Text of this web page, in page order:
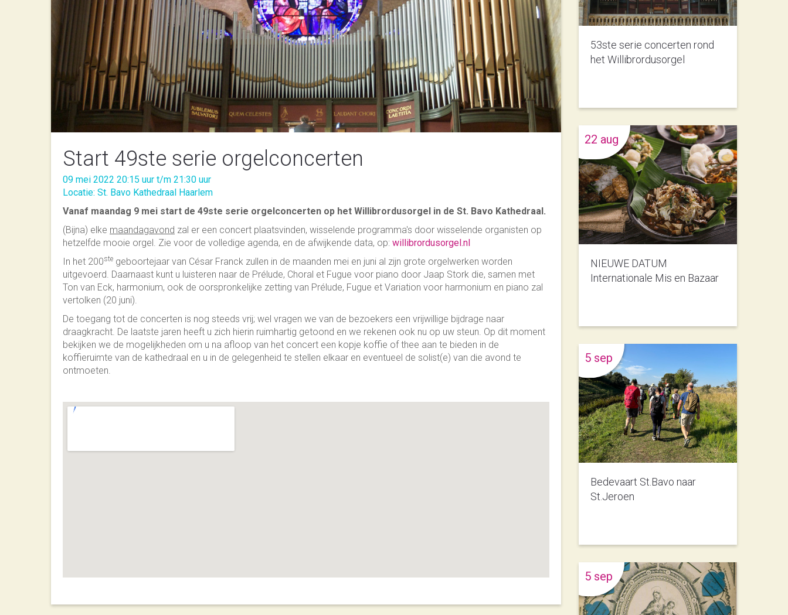
Start 49ste serie orgelconcerten
09 mei 2022 20:15 uur t/m 21:30 uur
Locatie: St. Bavo Kathedraal Haarlem
Vanaf maandag 9 mei start de 49ste serie orgelconcerten op het Willibrordusorgel in de St. Bavo Kathedraal.
(Bijna) elke maandagavond zal er een concert plaatsvinden, wisselende programma's door wisselende organisten op
hetzelfde mooie orgel. Zie voor de volledige agenda, en de afwijkende data, op: willibrordusorgel.nl
In het 200ste geboortejaar van César Franck zullen in de maanden mei en juni al zijn grote orgelwerken worden
uitgevoerd. Daarnaast kunt u luisteren naar de Prélude, Choral et Fugue voor piano door Jaap Stork die, samen met
Ton van Eck, harmonium, ook de oorspronkelijke zetting van Prélude, Fugue et Variation voor harmonium en piano zal
vertolken (20 juni).
De toegang tot de concerten is nog steeds vrij; wel vragen we van de bezoekers een vrijwillige bijdrage naar
draagkracht. De laatste jaren heeft u zich hierin ruimhartig getoond en we rekenen ook nu op uw steun. Op dit moment
bekijken we de mogelijkheden om u na afloop van het concert een kopje koffie of thee aan te bieden in de
koffieruimte van de kathedraal en u in de gelegenheid te stellen elkaar en eventueel de solist(e) van die avond te
ontmoeten.
53ste serie concerten rond
het Willibrordusorgel
NIEUWE DATUM
Internationale Mis en Bazaar
22 aug
Bedevaart St.Bavo naar
St.Jeroen
5 sep
5 sep